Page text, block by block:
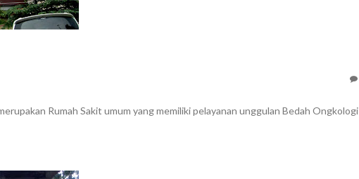
Rumah Sakit umum yang memiliki pelayanan unggulan Bedah Ongkologi